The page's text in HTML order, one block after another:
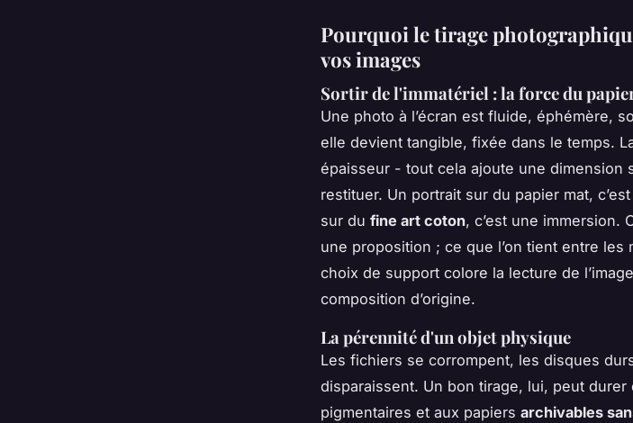
Pourquoi le tirage
vos images
Sortir de l'immatériel : la force du
Une photo à l’écran est fluide, éphémère,
elle devient tangible, fixée dans le temps.
épaisseur - tout cela ajoute une dimension
restituer. Un portrait sur du papier mat,
sur du fine art coton, c’est une immersion.
une proposition ; ce que l’on tient entre les
choix de support colore la lecture de
composition d’origine.
La pérennité d'un objet physique
Les fichiers se corrompent, les disques
disparaissent. Un bon tirage, lui, peut
pigmentaires et aux papiers archivables